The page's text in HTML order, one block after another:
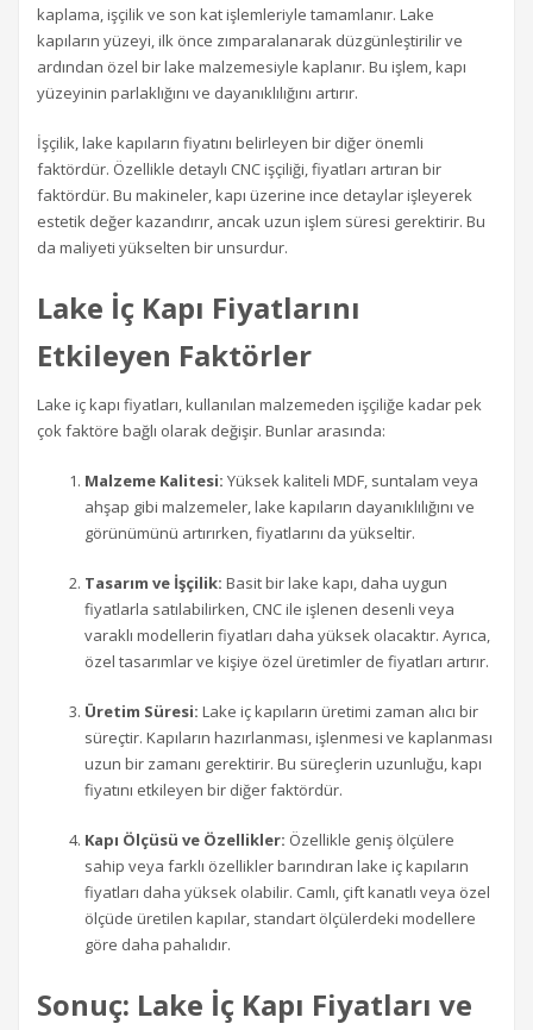
kaplama, işçilik ve son kat işlemleriyle tamamlanır. Lake
kapıların yüzeyi, ilk önce zımparalanarak düzgünleştirilir ve
ardından özel bir lake malzemesiyle kaplanır. Bu işlem, kapı
yüzeyinin parlaklığını ve dayanıklılığını artırır.
İşçilik, lake kapıların fiyatını belirleyen bir diğer önemli
faktördür. Özellikle detaylı CNC işçiliği, fiyatları artıran bir
faktördür. Bu makineler, kapı üzerine ince detaylar işleyerek
estetik değer kazandırır, ancak uzun işlem süresi gerektirir. Bu
da maliyeti yükselten bir unsurdur.
Lake İç Kapı Fiyatlarını
Etkileyen Faktörler
Lake iç kapı fiyatları, kullanılan malzemeden işçiliğe kadar pek
çok faktöre bağlı olarak değişir. Bunlar arasında:
Malzeme Kalitesi: Yüksek kaliteli MDF, suntalam veya
ahşap gibi malzemeler, lake kapıların dayanıklılığını ve
görünümünü artırırken, fiyatlarını da yükseltir.
Tasarım ve İşçilik: Basit bir lake kapı, daha uygun
fiyatlarla satılabilirken, CNC ile işlenen desenli veya
varaklı modellerin fiyatları daha yüksek olacaktır. Ayrıca,
özel tasarımlar ve kişiye özel üretimler de fiyatları artırır.
Üretim Süresi: Lake iç kapıların üretimi zaman alıcı bir
süreçtir. Kapıların hazırlanması, işlenmesi ve kaplanması
uzun bir zamanı gerektirir. Bu süreçlerin uzunluğu, kapı
fiyatını etkileyen bir diğer faktördür.
Kapı Ölçüsü ve Özellikler: Özellikle geniş ölçülere
sahip veya farklı özellikler barındıran lake iç kapıların
fiyatları daha yüksek olabilir. Camlı, çift kanatlı veya özel
ölçüde üretilen kapılar, standart ölçülerdeki modellere
göre daha pahalıdır.
Sonuç: Lake İç Kapı Fiyatları ve